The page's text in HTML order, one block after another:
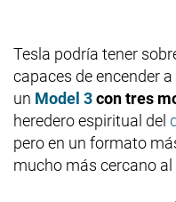
Tesla podría tener
capaces de encender
un Model 3con tres
heredero espiritual del
pero en un formato
mucho más cercano